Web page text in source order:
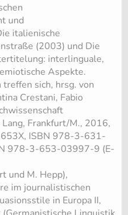
und
italienische
(2003) und Die
interlinguale,
Aspekte.
sich, hrsg. von
Crestani, Fabio
Frankfurt/M., 2016,
ISBN 978-3-631-
978-3-653-03997-9 (E-
und M. Hepp),
im journalistischen
in Europa II,